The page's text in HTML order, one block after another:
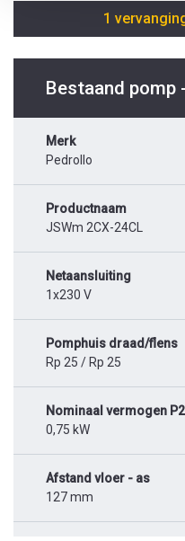
1
Bestaand pomp
Merk
Pedrollo
Productnaam
JSWm 2CX-24CL
Netaansluiting
1x230 V
Pomphuis draad/flens
Rp 25 / Rp 25
Nominaal vermogen P2
0,75 kW
Afstand vloer - as
127 mm